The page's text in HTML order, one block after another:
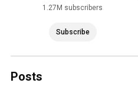
1.27M subscribers
Subscribe
Posts